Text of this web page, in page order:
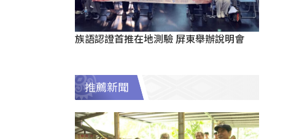
族語認證首推在地測驗 屏東舉辦說明會
推薦新聞